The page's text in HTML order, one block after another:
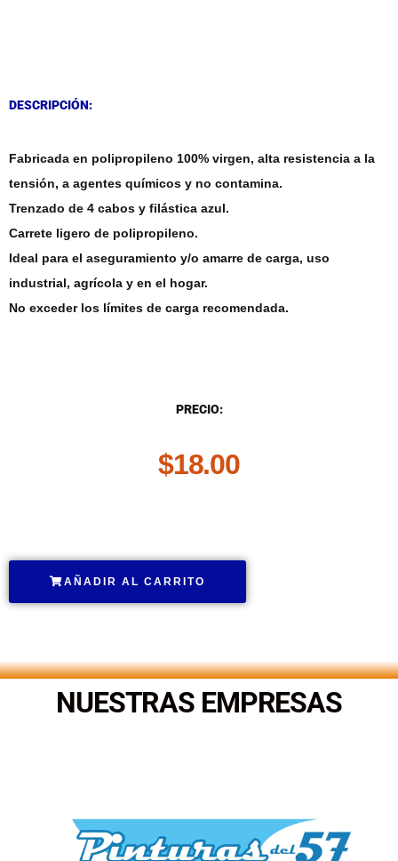
DESCRIPCIÓN:
Fabricada en polipropileno 100% virgen, alta resistencia a la
tensión, a agentes químicos y no contamina.
Trenzado de 4 cabos y filástica azul.
Carrete ligero de polipropileno.
Ideal para el aseguramiento y/o amarre de carga, uso
industrial, agrícola y en el hogar.
No exceder los límites de carga recomendada.
PRECIO:
$18.00
AÑADIR AL CARRITO
NUESTRAS EMPRESAS